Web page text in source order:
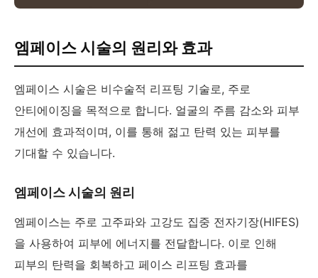
엠페이스 시술의 원리와 효과
엠페이스 시술은 비수술적 리프팅 기술로, 주로
안티에이징을 목적으로 합니다. 얼굴의 주름 감소와 피부
개선에 효과적이며, 이를 통해 젊고 탄력 있는 피부를
기대할 수 있습니다.
엠페이스 시술의 원리
엠페이스는 주로 고주파와 고강도 집중 전자기장(HIFES)
을 사용하여 피부에 에너지를 전달합니다. 이로 인해
피부의 탄력을 회복하고 페이스 리프팅 효과를